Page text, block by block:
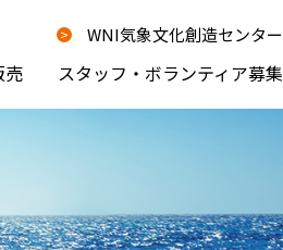
売 スタッフ・ボランティア募集
WNI気象文化創造センター